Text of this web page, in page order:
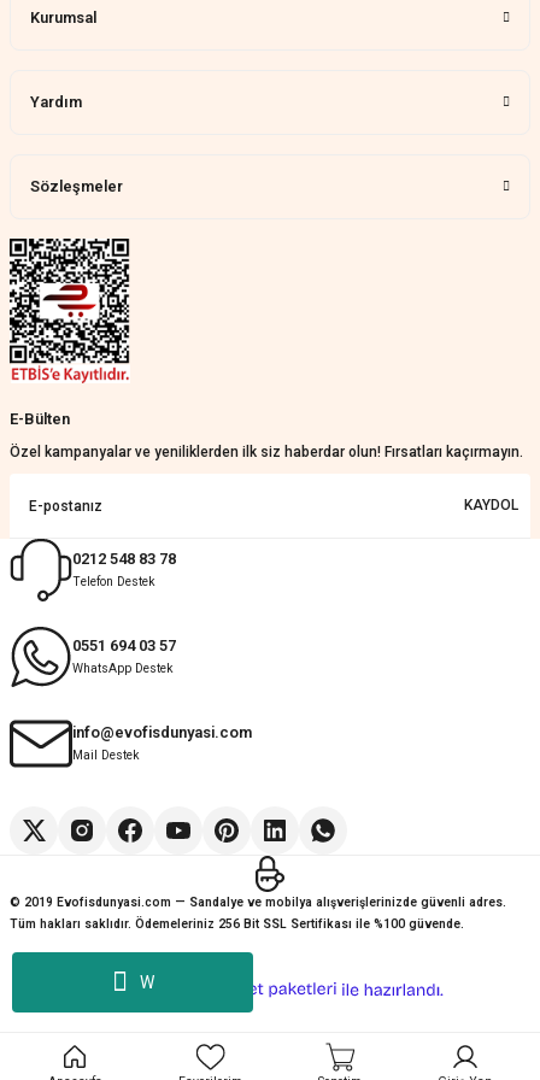
W
verirler, çok yardım ederler.
Teslim çok çabuk geldi. Montaj çok
Nathalie Prevost | 22/07/2026
Çok ilgililerdi
Merve Özen | 17/07/2026
KeRiM BeRBeR | 16/07/2026
Sorunsuz ve güvenilir
Muhammed Adsiz | 14/07/2026
Kolay
G... K... | 14/07/2026
Kurumsal
Yardım
Sözleşmeler
E-Bülten
Özel kampanyalar ve yeniliklerden ilk siz haberdar olun! Fırsatları kaçırmayın.
KAYDOL
0212 548 83 78
Telefon Destek
0551 694 03 57
WhatsApp Destek
info@evofisdunyasi.com
Mail Destek
© 2019 Evofisdunyasi.com — Sandalye ve mobilya alışverişlerinizde güvenli adres.
Tüm hakları saklıdır. Ödemeleriniz 256 Bit SSL Sertifikası ile %100 güvende.
e-